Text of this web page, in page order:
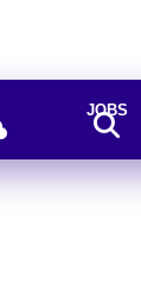
JOBS